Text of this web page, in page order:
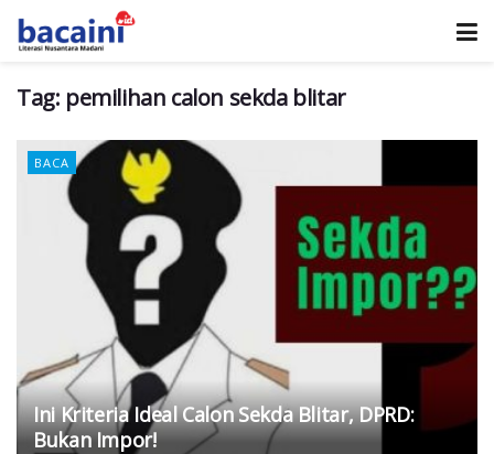
Tag: pemilihan calon sekda blitar
BACA
Ini Kriteria Ideal Calon Sekda Blitar, DPRD:
Bukan Impor!